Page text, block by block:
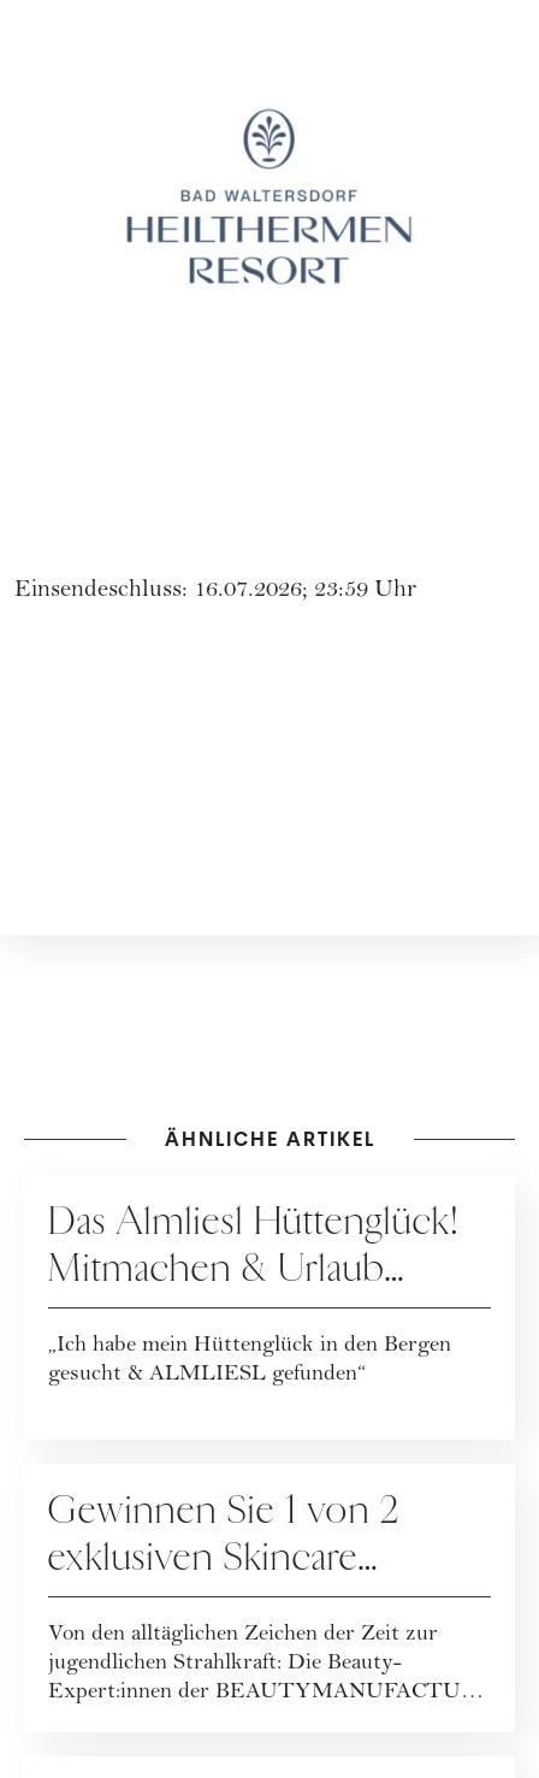
Einsendeschluss: 16.07.2026; 23:59 Uhr
ÄHNLICHE ARTIKEL
Das Almliesl Hüttenglück!
Mitmachen & Urlaub
gewinnen
„Ich habe mein Hüttenglück in den Bergen
gesucht & ALMLIESL gefunden“
Gewinnen Sie 1 von 2
exklusiven Skincare
Packages der
BEAUTYMANUFACTUR!
Von den alltäglichen Zeichen der Zeit zur
jugendlichen Strahlkraft: Die Beauty-
Expert:innen der BEAUTYMANUFACTUR